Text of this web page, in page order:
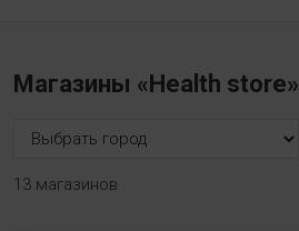
Магазины «Health store»
13 магазинов